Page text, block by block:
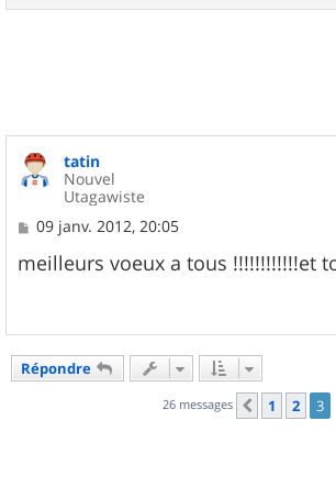
tatin
Nouvel
Utagawiste
M
s
s
e
09 janv. 2012, 20:05
meilleurs voeux a tous !!!!!!!!!!!!et
Répondre
26 messages Précédent
1 2 3